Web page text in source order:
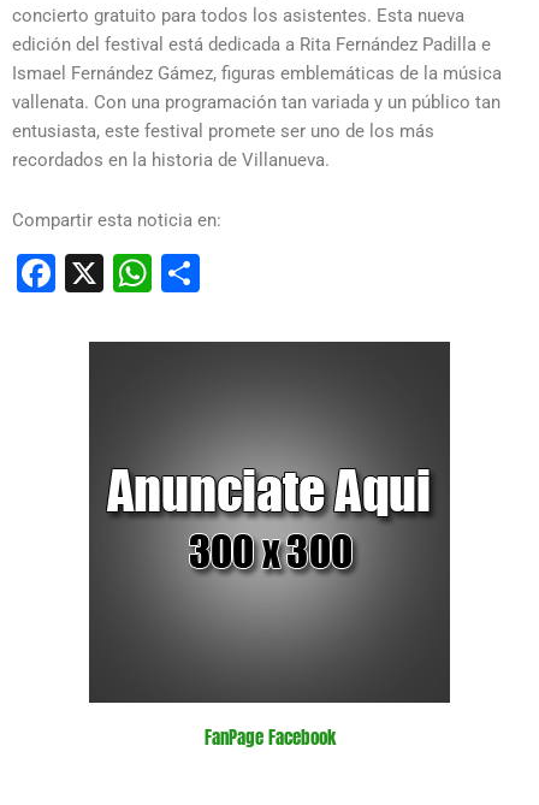
concierto gratuito para todos los asistentes. Esta nueva
edición del festival está dedicada a Rita Fernández Padilla e
Ismael Fernández Gámez, figuras emblemáticas de la música
vallenata. Con una programación tan variada y un público tan
entusiasta, este festival promete ser uno de los más
recordados en la historia de Villanueva.
Compartir esta noticia en:
Facebook
X WhatsApp
FanPage Facebook